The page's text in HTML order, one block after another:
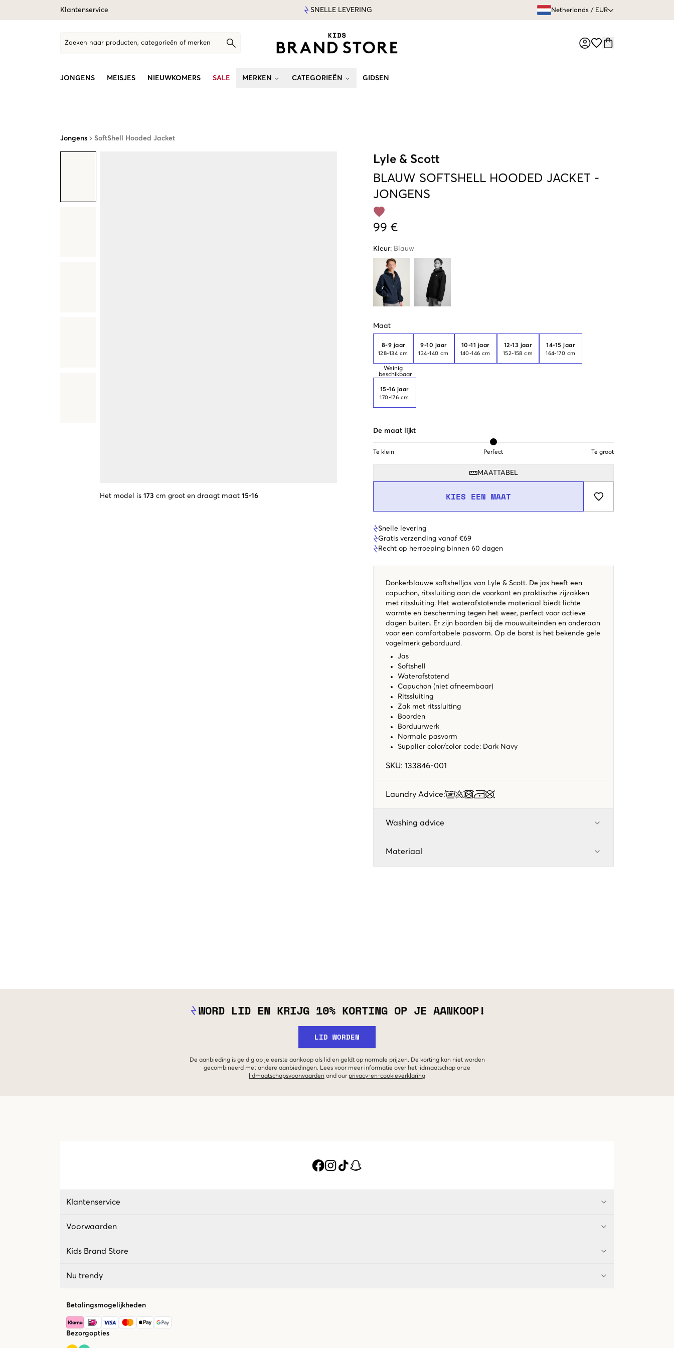
Klantenservice SNELLE LEVERING Netherlands / EUR
Zoeken naar producten, categorieën of merken
JONGENS MEISJES NIEUWKOMERS SALE MERKEN CATEGORIEËN GIDSEN
Jongens SoftShell Hooded Jacket
Het model is 173 cm groot en draagt maat 15-16
Lyle & Scott
BLAUW SOFTSHELL HOODED JACKET -
JONGENS
99 €
Kleur: Blauw
Maat
8-9 jaar
128-134 cm
Weinig
beschikbaar
9-10 jaar
134-140 cm
10-11 jaar
140-146 cm
12-13 jaar
152-158 cm
14-15 jaar
164-170 cm
15-16 jaar
170-176 cm
De maat lijkt
Te klein Perfect Te groot
MAATTABEL
KIES EEN MAAT
Snelle levering
Gratis verzending vanaf €69
Recht op herroeping binnen 60 dagen
Donkerblauwe softshelljas van Lyle & Scott. De jas heeft een
capuchon, ritssluiting aan de voorkant en praktische zijzakken
met ritssluiting. Het waterafstotende materiaal biedt lichte
warmte en bescherming tegen het weer, perfect voor actieve
dagen buiten. Er zijn boorden bij de mouwuiteinden en onderaan
voor een comfortabele pasvorm. Op de borst is het bekende gele
vogelmerk geborduurd.
Jas
Softshell
Waterafstotend
Capuchon (niet afneembaar)
Ritssluiting
Zak met ritssluiting
Boorden
Borduurwerk
Normale pasvorm
Supplier color/color code: Dark Navy
SKU: 133846-001
Laundry Advice:
Washing advice
Materiaal
WORD LID EN KRIJG 10% KORTING OP JE AANKOOP!
LID WORDEN
De aanbieding is geldig op je eerste aankoop als lid en geldt op normale prijzen. De korting kan niet worden
gecombineerd met andere aanbiedingen. Lees voor meer informatie over het lidmaatschap onze
lidmaatschapsvoorwaarden and our privacy-en-cookieverklaring
Klantenservice
Voorwaarden
Kids Brand Store
Nu trendy
Betalingsmogelijkheden
Bezorgopties